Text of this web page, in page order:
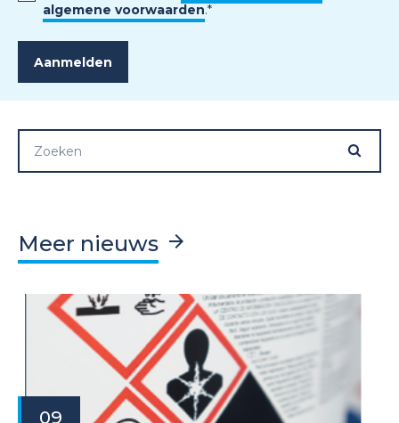
algemene voorwaarden.*
Meer nieuws
09